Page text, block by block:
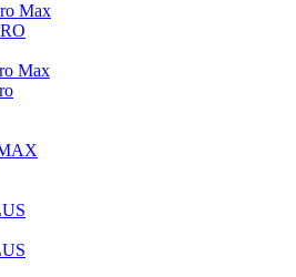
Max
Max